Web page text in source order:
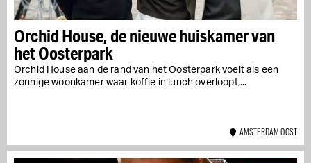
Orchid House, de nieuwe huiskamer van
het Oosterpark
Orchid House aan de rand van het Oosterpark voelt als een
zonnige woonkamer waar koffie in lunch overloopt,...
AMSTERDAM OOST